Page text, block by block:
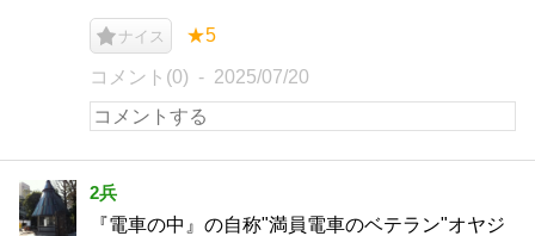
ナイス ★5
コメント(0) 2025/07/20
2兵
『電車の中』の自称"満員電車のベテラン"オヤジ